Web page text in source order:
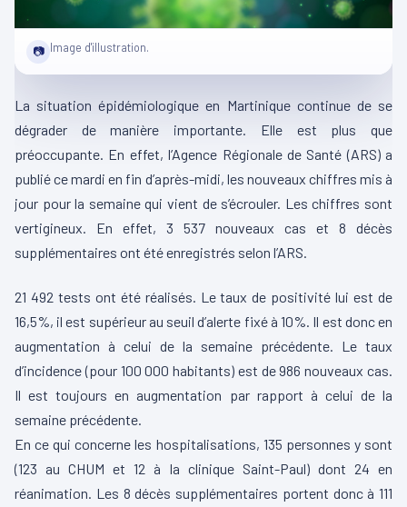
📷 Image d'illustration.
La situation épidémiologique en Martinique continue de se
dégrader de manière importante. Elle est plus que
préoccupante. En effet, l’Agence Régionale de Santé (ARS) a
publié ce mardi en fin d’après-midi, les nouveaux chiffres mis à
jour pour la semaine qui vient de s’écrouler. Les chiffres sont
vertigineux. En effet, 3 537 nouveaux cas et 8 décès
supplémentaires ont été enregistrés selon l’ARS.
21 492 tests ont été réalisés. Le taux de positivité lui est de
16,5%, il est supérieur au seuil d’alerte fixé à 10%. Il est donc en
augmentation à celui de la semaine précédente. Le taux
d’incidence (pour 100 000 habitants) est de 986 nouveaux cas.
Il est toujours en augmentation par rapport à celui de la
semaine précédente.
En ce qui concerne les hospitalisations, 135 personnes y sont
(123 au CHUM et 12 à la clinique Saint-Paul) dont 24 en
réanimation. Les 8 décès supplémentaires portent donc à 111